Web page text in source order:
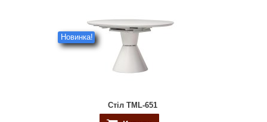
Новинка!
Стіл TML-651